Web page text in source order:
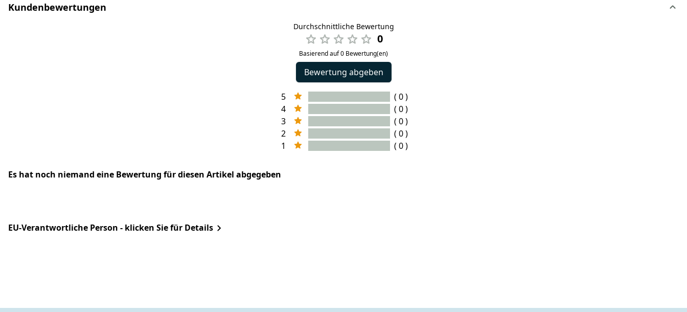
Kundenbewertungen
Durchschnittliche Bewertung
0
Basierend auf 0 Bewertung(en)
Bewertung abgeben
5
( 0 )
4
( 0 )
3
( 0 )
2
( 0 )
1
( 0 )
Es hat noch niemand eine Bewertung für diesen Artikel abgegeben
EU-Verantwortliche Person - klicken Sie für Details